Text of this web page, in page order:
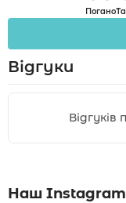
Погано
Відгуки
Наш Instagram